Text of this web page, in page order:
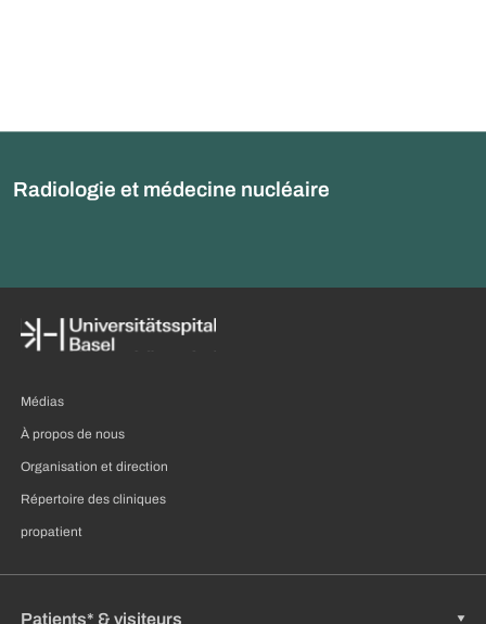
Radiologie et médecine nucléaire
Médias
À propos de nous
Organisation et direction
Répertoire des cliniques
propatient
Patients* & visiteurs